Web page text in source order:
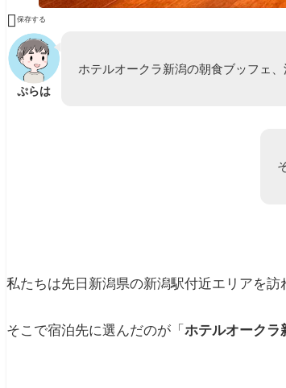
 保存する
ぷらは
ホテルオークラ新潟の朝食ブッフェ
私たちは先日新潟県の新潟駅付近エリアを訪
そこで宿泊先に選んだのが「 ホテルオークラ